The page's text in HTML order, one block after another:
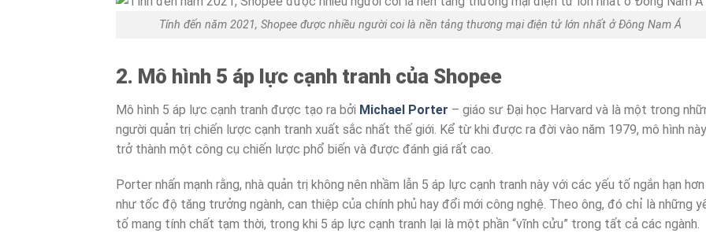
Tính đến năm 2021, Shopee được nhiều người coi là nền tảng thương mại điện tử lớn nhất ở Đông Nam Á
2. Mô hình 5 áp lực cạnh tranh của Shopee
Mô hình 5 áp lực cạnh tranh được tạo ra bởi Michael Porter – giáo sư Đại học Harvard và là một trong
người quản trị chiến lược cạnh tranh xuất sắc nhất thế giới. Kể từ khi được ra đời vào năm 1979, mô hình
trở thành một công cụ chiến lược phổ biến và được đánh giá rất cao.
Porter nhấn mạnh rằng, nhà quản trị không nên nhầm lẫn 5 áp lực cạnh tranh này với các yếu tố ngắn hạn hơn
như tốc độ tăng trưởng ngành, can thiệp của chính phủ hay đổi mới công nghệ. Theo ông, đó chỉ là những
tố mang tính chất tạm thời, trong khi 5 áp lực cạnh tranh lại là một phần “vĩnh cửu” trong tất cả các ngành.